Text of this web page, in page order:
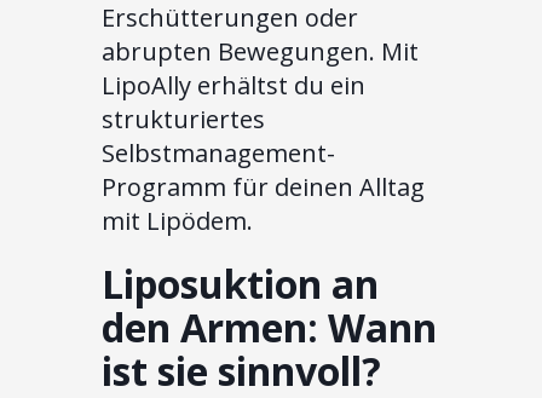
Erschütterungen oder
abrupten Bewegungen. Mit
LipoAlly erhältst du ein
strukturiertes
Selbstmanagement-
Programm für deinen Alltag
mit Lipödem.
Liposuktion an
den Armen: Wann
ist sie sinnvoll?